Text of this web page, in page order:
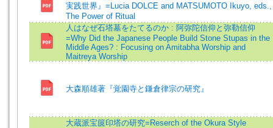
実践世界』=Lucia DOLCE and MATSUMOTO Ikuyo, eds.,
The Power of Ritual
人はなぜ石塔墓をたてるのか : 阿弥陀信仰と弥勒信仰
=Why Did the Japanese People Build Stone Stupas in the
Middle Ages? : Focusing on Amitabha Worship and
Maitreya Worship
大森順雄著『覚園寺と鎌倉律宗の研究』
大蔵派宝篋印塔の研究=Reserch of the Okura Style